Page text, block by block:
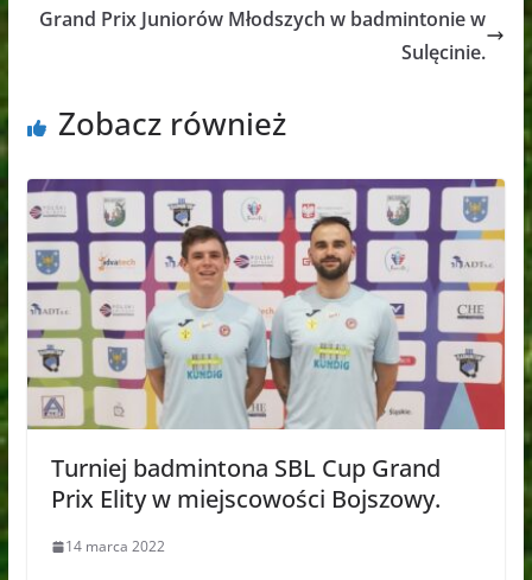
Grand Prix Juniorów Młodszych w badmintonie w
Sulęcinie.
Zobacz również
Turniej badmintona SBL Cup Grand
Prix Elity w miejscowości Bojszowy.
14 marca 2022